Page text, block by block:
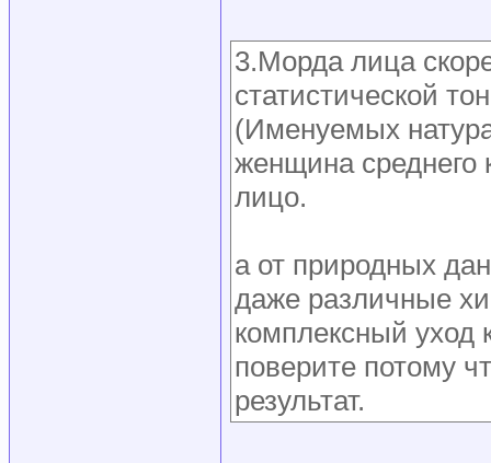
3.Морда лица
статистической
(Именуемых
женщина среднего
лицо.
а от природных
даже различные
комплексный уход
поверите потому
результат.